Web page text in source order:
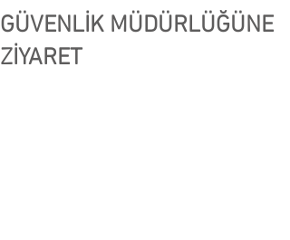
GÜVENLİK MÜDÜRLÜĞÜNE
ZİYARET